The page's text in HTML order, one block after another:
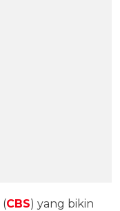
(CBS) yang bikin